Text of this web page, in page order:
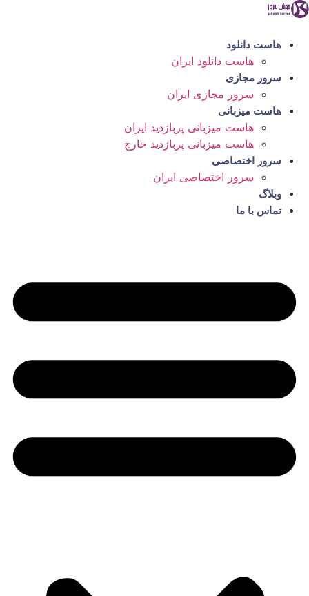
پرش
محتوا
هاست دانلود
هاست دانلود ایران
سرور مجازی
سرور مجازی ایران
هاست میزبانی
هاست میزبانی پربازدید ایران
هاست میزبانی پربازدید خارج
سرور اختصاصی
سرور اختصاصی ایران
وبلاگ
تماس با ما